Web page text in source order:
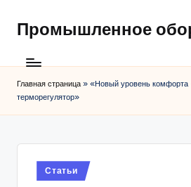
Промышленное
Главная страница » «Новый уровень
терморегулятор»
Posted
in
Статьи